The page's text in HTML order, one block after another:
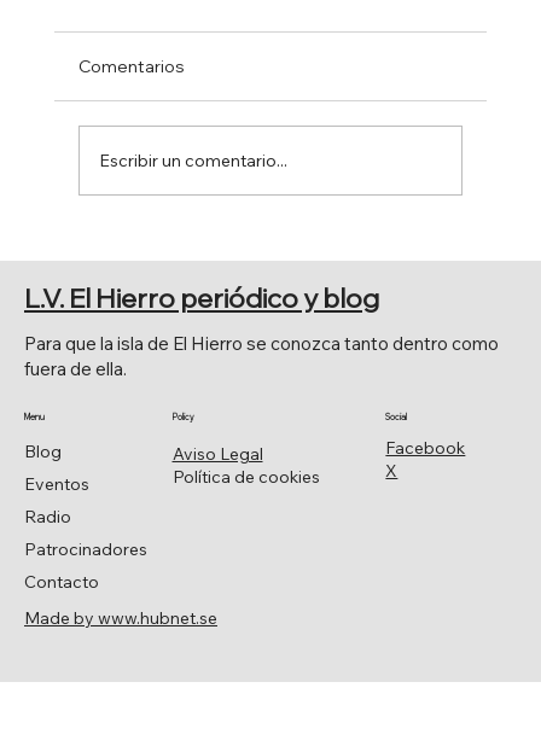
Parlamento de Canarias.
Comentarios
Escribir un comentario...
Facebook
X
Social
Aviso Legal
Política de cookies
Policy
Blog
Eventos
Radio
Patrocinadores
Contacto
Menu
Para que la isla de El Hierro se conozca tanto dentro como
fuera de ella.
L.V. El Hierro periódico y blog
Made by www.hubnet.se